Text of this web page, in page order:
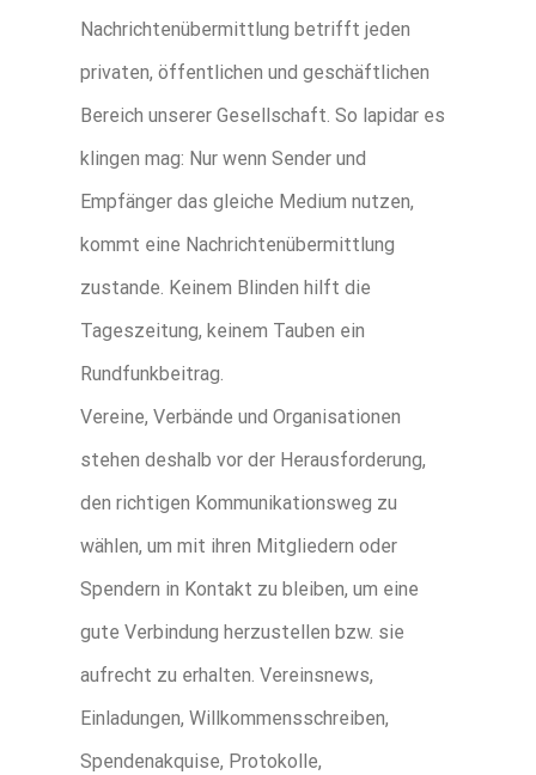
Nachrichtenübermittlung betrifft jeden
privaten, öffentlichen und geschäftlichen
Bereich unserer Gesellschaft. So lapidar es
klingen mag: Nur wenn Sender und
Empfänger das gleiche Medium nutzen,
kommt eine Nachrichtenübermittlung
zustande. Keinem Blinden hilft die
Tageszeitung, keinem Tauben ein
Rundfunkbeitrag.
Vereine, Verbände und Organisationen
stehen deshalb vor der Herausforderung,
den richtigen Kommunikationsweg zu
wählen, um mit ihren Mitgliedern oder
Spendern in Kontakt zu bleiben, um eine
gute Verbindung herzustellen bzw. sie
aufrecht zu erhalten. Vereinsnews,
Einladungen, Willkommensschreiben,
Spendenakquise, Protokolle,